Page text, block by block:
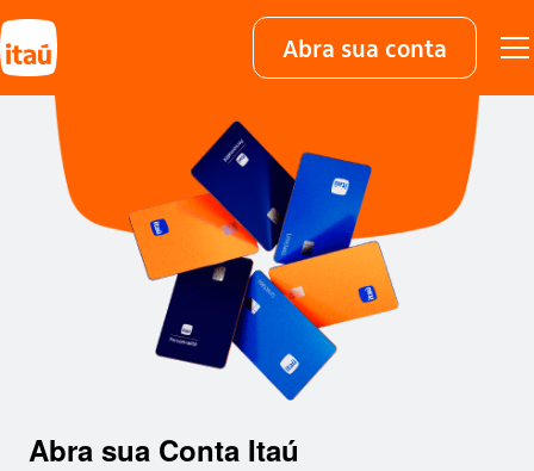
Abra sua conta
Abra sua Conta Itaú​